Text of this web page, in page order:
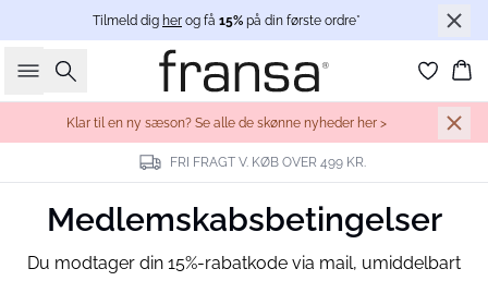
Tilmeld dig her og få 15% på din første ordre*
Søg
Klar til en ny sæson? Se alle de skønne nyheder her >
FRI FRAGT V. KØB OVER 499 KR.
Medlemskabsbetingelser
Du modtager din 15%-rabatkode via mail, umiddelbart